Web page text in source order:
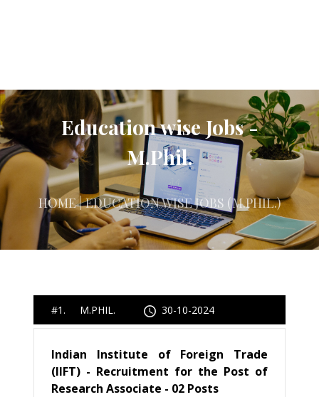
Education wise Jobs -
M.Phil.
HOME| EDUCATION WISE JOBS (M.PHIL.)
#1. M.PHIL. 30-10-2024
Indian Institute of Foreign Trade
(IIFT) - Recruitment for the Post of
Research Associate - 02 Posts